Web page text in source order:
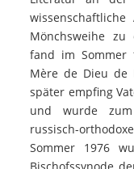
Mönchsweihe zu
fand im Sommer
Mère de Dieu de
später empfing
und wurde
russisch-
Sommer 1976
Bischofssynode